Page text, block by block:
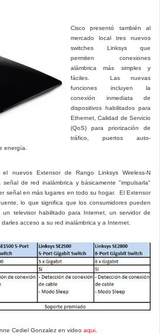
Cisco presentó también al
mercado local tres nuevos
switches Linksys que
permiten conexiones
alámbrica más simples y
fáciles. Las nuevas
funciones incluyen la
conexión inmediata de
dispositivos habilitados para
Ethernet, Calidad de Servicio
(QoS) para priorización de
tráfico, puertos auto-
energía.
nuevos Extensor de Rango Linksys Wireless-N
de red inalámbrica y básicamente "impulsarla"
señal en más lugares en todo su hogar. El Extensor
lo que significa que los consumidores pueden
televisor habilitado para Internet, un servidor de
acceso a su red inalámbrica y a Internet.
Cediel Gonzalez en video aqui